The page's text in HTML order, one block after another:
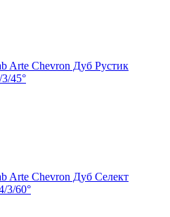
Arte Chevron Дуб Рустик
45°
Arte Chevron Дуб Селект
3/60°